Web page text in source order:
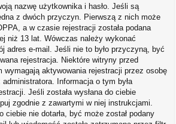
nazwę użytkownika i hasło. Jeśli są
z dwóch przyczyn. Pierwszą z nich może
a w czasie rejestracji została podana
niż 13 lat. Wówczas należy wykonać
adres e-mail. Jeśli nie to było przyczyną, być
rejestracja. Niektóre witryny przed
wymagają aktywowania rejestracji przez osobę
Informacja o tym była
Jeśli została wysłana do ciebie
zgodnie z zawartymi w niej instrukcjami.
ciebie nie dotarła, być może został podany